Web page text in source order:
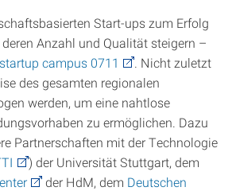
Start-ups zum Erfolg
Anzahl und Qualität steigern –
startup campus 0711
. Nicht zuletzt
des gesamten regionalen
werden, um eine nahtlose
zu ermöglichen. Dazu
Partnerschaften mit der Technologie
) der Universität Stuttgart, dem
der HdM, dem Deutschen